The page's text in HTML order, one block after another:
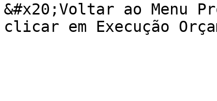
&#x20;Voltar ao Menu